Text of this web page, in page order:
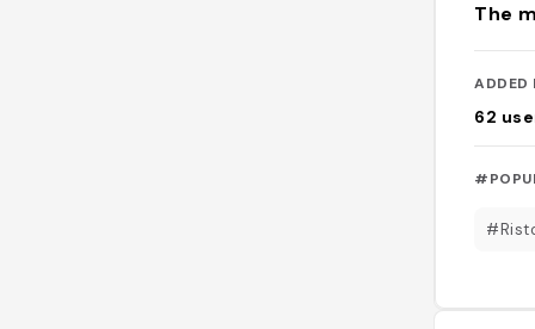
The
ADDED
62